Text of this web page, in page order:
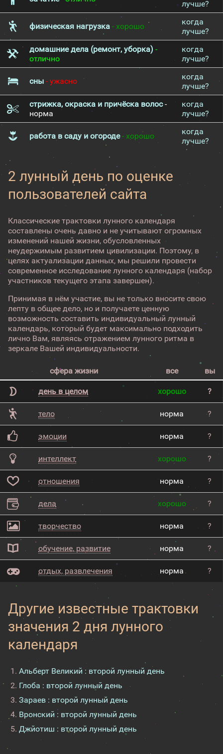
лучше?
физическая нагрузка - хорошо
когда
лучше?
домашние дела (ремонт, уборка) -
отлично
когда
лучше?
сны - ужасно
когда
лучше?
стрижка, окраска и причёска волос-
норма
когда
лучше?
работа в саду и огороде- хорошо
когда
лучше?
2 лунный день по оценке
пользователей сайта
Классические трактовки лунного календаря
составлены очень давно и не учитывают огромных
изменений нашей жизни, обусловленных
неудержимым развитием цивилизации. Поэтому, в
целях актуализации данных, мы решили провести
современное исследование лунного календаря (набор
участников текущего этапа завершен).
Принимая в нём участие, вы не только вносите свою
лепту в общее дело, но и получаете ценную
возможность составить индивидуальный лунный
календарь, который будет максимально подходить
лично Вам, являясь отражением лунного ритма в
зеркале Вашей индивидуальности.
сфера жизни все вы
день в целом хорошо ?
тело норма ?
эмоции норма ?
интеллект хорошо ?
отношения норма ?
дела хорошо ?
творчество норма ?
обучение, развитие норма ?
отдых, развлечения норма ?
Другие известные трактовки
значения 2 дня лунного
календаря
Альберт Великий : второй лунный день
Глоба : второй лунный день
Зараев : второй лунный день
Вронский : второй лунный день
Джйотиш : второй лунный день